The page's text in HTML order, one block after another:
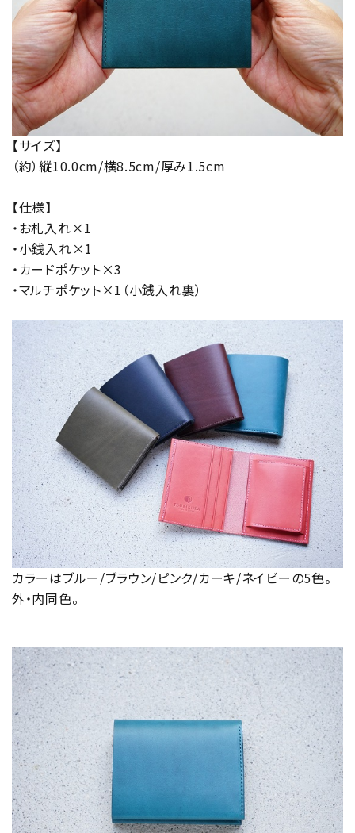
【サイズ】
（約）縦10.0cm/横8.5cm/厚み1.5cm
【仕様】
・お札入れ×1
・小銭入れ×1
・カードポケット×3
・マルチポケット×1（小銭入れ裏）
カラーはブルー/ブラウン/ピンク/カーキ/ネイビーの5色。
外・内同色。